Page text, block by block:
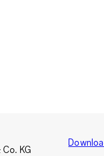
KG